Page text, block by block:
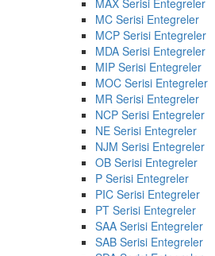
MC Serisi Entegreler
MCP Serisi Entegreler
MDA Serisi Entegreler
MIP Serisi Entegreler
MOC Serisi Entegreler
MR Serisi Entegreler
NCP Serisi Entegreler
NE Serisi Entegreler
NJM Serisi Entegreler
OB Serisi Entegreler
P Serisi Entegreler
PIC Serisi Entegreler
PT Serisi Entegreler
SAA Serisi Entegreler
SAB Serisi Entegreler